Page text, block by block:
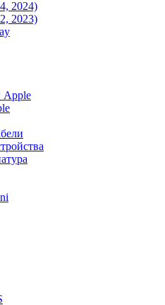
2024)
2023)
Apple